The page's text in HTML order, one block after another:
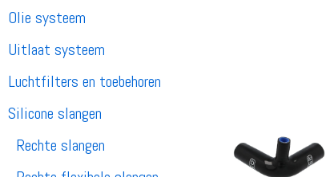
Olie systeem
Uitlaat systeem
Luchtfilters en toebehoren
Silicone slangen
Rechte slangen